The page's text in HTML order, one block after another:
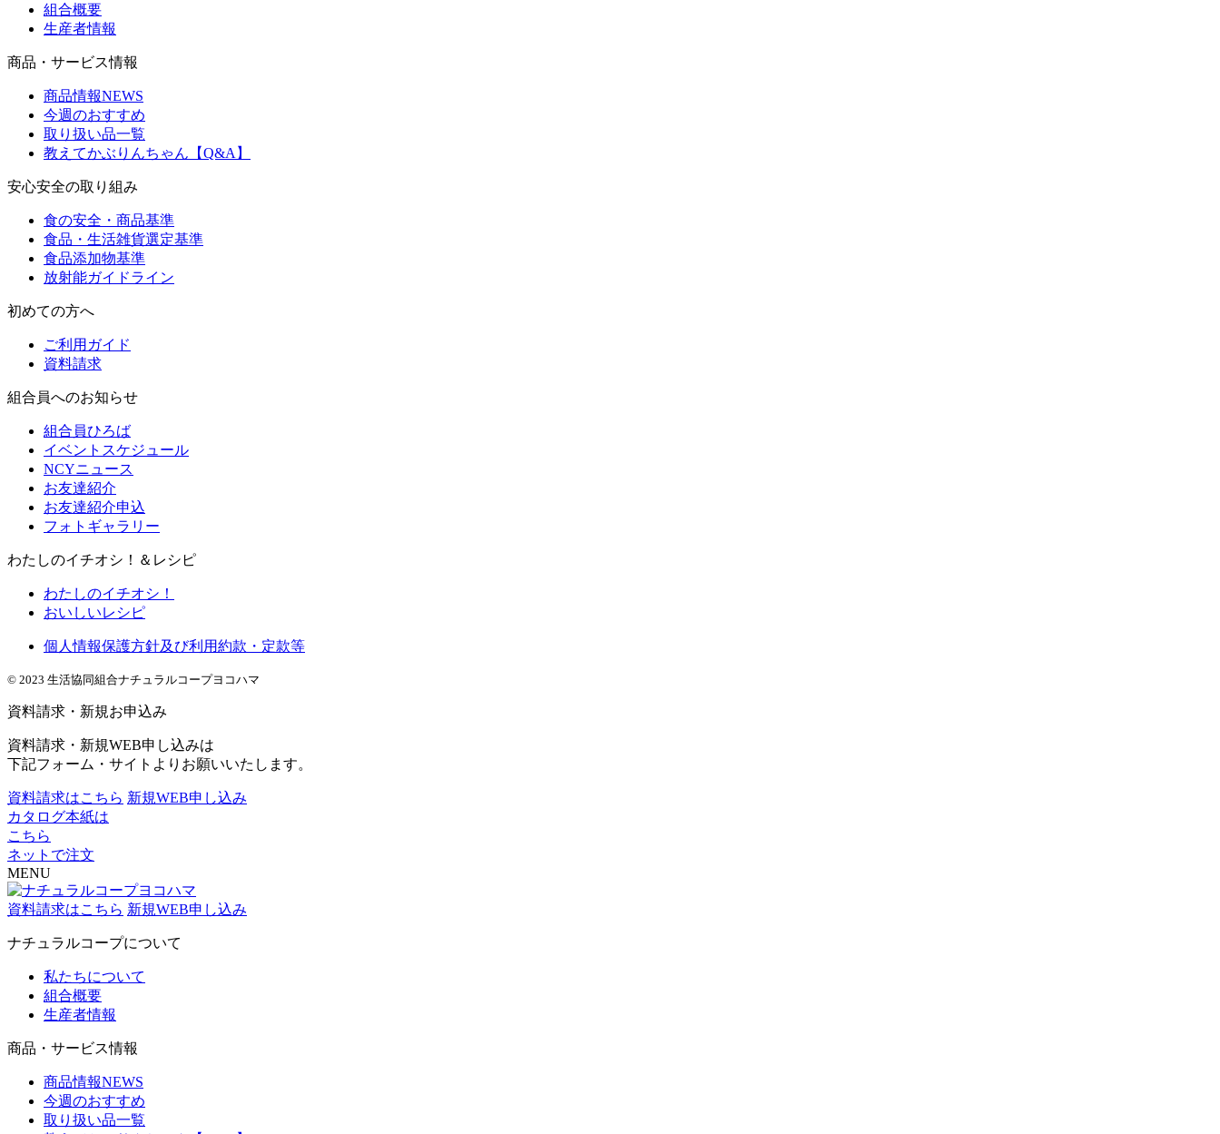
組合概要
生産者情報
商品・サービス情報
商品情報NEWS
今週のおすすめ
取り扱い品一覧
教えてかぶりんちゃん【Q&A】
安心安全の取り組み
食の安全・商品基準
食品・生活雑貨選定基準
食品添加物基準
放射能ガイドライン
初めての方へ
ご利用ガイド
資料請求
組合員へのお知らせ
組合員ひろば
イベントスケジュール
NCYニュース
お友達紹介
お友達紹介申込
フォトギャラリー
わたしのイチオシ！＆レシピ
わたしのイチオシ！
おいしいレシピ
個人情報保護方針及び利用約款・定款等
© 2023 生活協同組合ナチュラルコープヨコハマ
資料請求・新規お申込み
資料請求・新規WEB申し込みは
下記フォーム・サイトよりお願いいたします。
資料請求はこちら 新規WEB申し込み
カタログ本紙は
こちら
ネットで注文
MENU
資料請求はこちら 新規WEB申し込み
ナチュラルコープについて
私たちについて
組合概要
生産者情報
商品・サービス情報
商品情報NEWS
今週のおすすめ
取り扱い品一覧